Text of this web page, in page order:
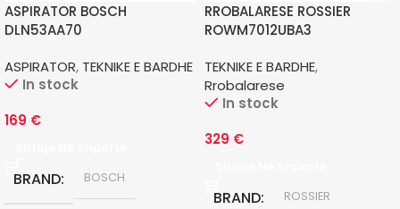
ASPIRATOR BOSCH
DLN53AA70
ASPIRATOR, TEKNIKE E BARDHE
In stock
169 €
BRAND BOSCH
RROBALARESE ROSSIER
ROWM7012UBA3
TEKNIKE E BARDHE,
Rrobalarese
In stock
329 €
BRAND ROSSIER